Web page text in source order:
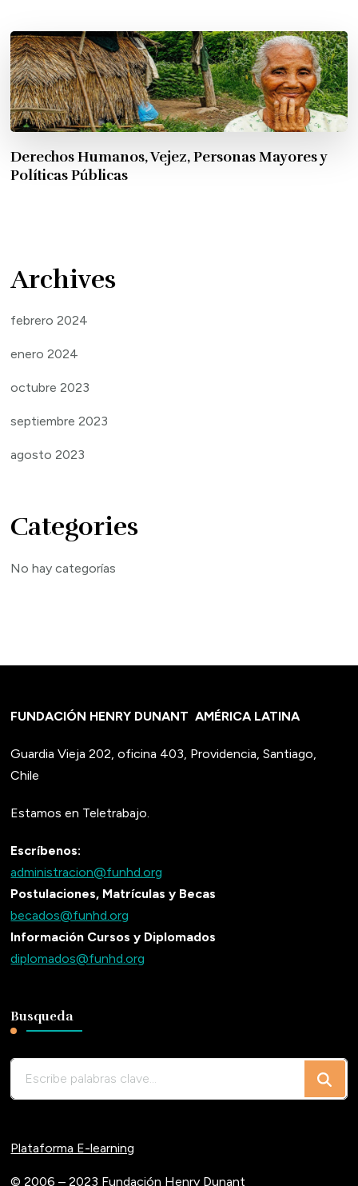
Derechos Humanos, Vejez, Personas Mayores y
Políticas Públicas
Archives
febrero 2024
enero 2024
octubre 2023
septiembre 2023
agosto 2023
Categories
No hay categorías
FUNDACIÓN HENRY DUNANTAMÉRICA LATINA
Guardia Vieja 202, oficina 403, Providencia, Santiago,
Chile
Estamos en Teletrabajo.
Escríbenos:
administracion@funhd.org
Postulaciones, Matrículas y Becas
becados@funhd.org
Información Cursos y Diplomados
diplomados@funhd.org
Busqueda
Plataforma E-learning
© 2006 – 2023 Fundación Henry Dunant